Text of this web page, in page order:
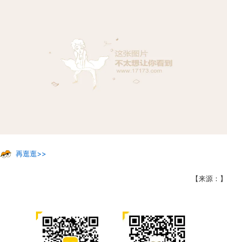
再逛逛>>
【来源：】